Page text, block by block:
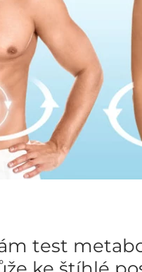
test